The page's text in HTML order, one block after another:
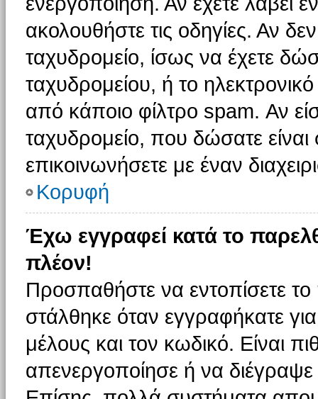
ακολουθήστε τις οδηγίες. Αν
ταχυδρομείο, ίσως να έχετε
ταχυδρομείου, ή το
από κάποιο φίλτρο spam. Αν
ταχυδρομείο, που δώσατε
επικοινωνήσετε με έναν
Κορυφή
Έχω εγγραφεί κατά το
πλέον!
Προσπαθήστε να εντοπίσετε
στάλθηκε όταν εγγραφήκατε
μέλους και τον κωδικό. Είναι
απενεργοποίησε ή να